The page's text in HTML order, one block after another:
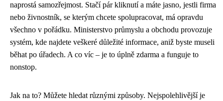
naprostá samozřejmost. Stačí pár kliknutí a máte jasno, jestli firma
nebo živnostník, se kterým chcete spolupracovat, má opravdu
všechno v pořádku. Ministerstvo průmyslu a obchodu provozuje
systém, kde najdete veškeré důležité informace, aniž byste museli
běhat po úřadech. A co víc – je to úplně zdarma a funguje to
nonstop.
Jak na to? Můžete hledat různými způsoby. Nejspolehlivější je